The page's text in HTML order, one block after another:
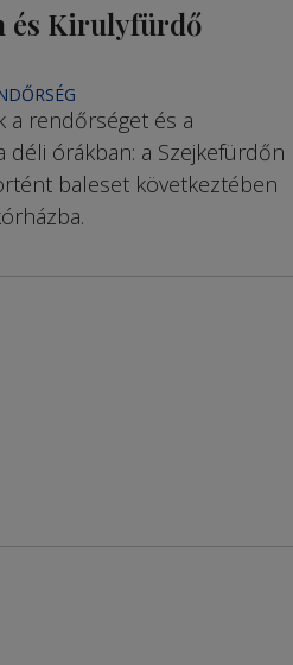
és Kirulyfürdő
a rendőrséget és a
órákban: a Szejkefürdőn
baleset következtében